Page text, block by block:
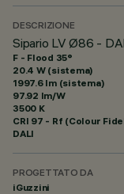
DESCRIZIONE
Sipario LV Ø86 -
F - Flood 35°
20.4 W (sistema)
1997.6 lm (sistema)
97.92 lm/W
3500 K
CRI 97 - Rf (Colour
DALI
PROGETTATO DA
iGuzzini